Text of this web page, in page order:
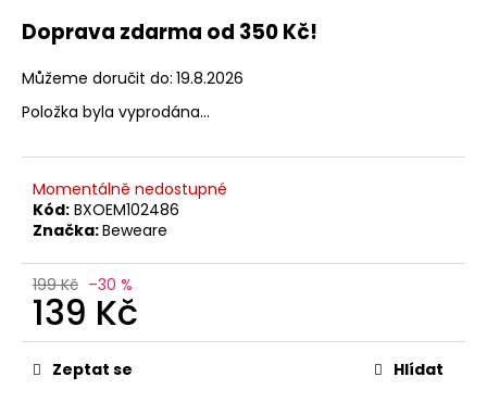
Doprava zdarma od 350 Kč!
Můžeme doručit do: 19.8.2026
Položka byla vyprodána…
Momentálně nedostupné
Kód: BXOEM102486
Značka:Beweare
199 Kč –30 %
139 Kč
Měrná
cena:Zeptat se Hlídat
D
o
p
o
u
č
u
j
e
e